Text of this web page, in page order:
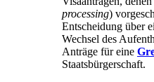
processing)
Entscheidung über
Wechsel des
Anträge für eine
Staatsbürgerschaft.